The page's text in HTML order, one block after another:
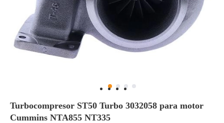
Turbocompresor ST50 Turbo 3032058 para motor
Cummins NTA855 NT335